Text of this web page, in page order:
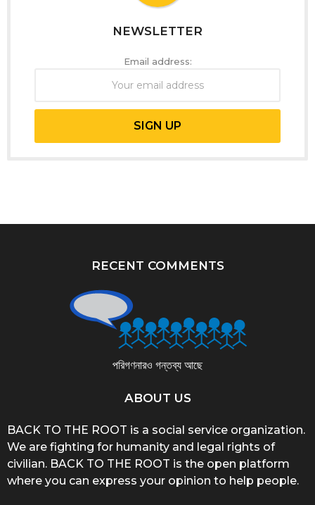
NEWSLETTER
Email address:
RECENT COMMENTS
পরিগণনারও গন্তব্য আছে
ABOUT US
BACK TO THE ROOT is a social service organization.
We are fighting for humanity and legal rights of
civilian. BACK TO THE ROOT is the open platform
where you can express your opinion to help people.